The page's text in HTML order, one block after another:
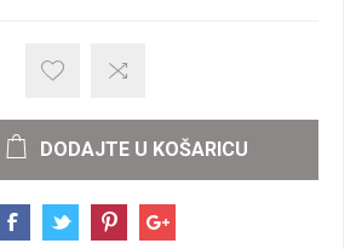
DODAJTE U KOŠARICU